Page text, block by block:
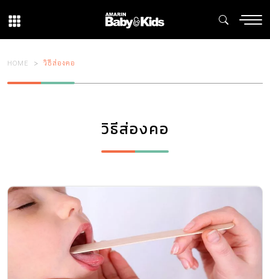
HOME วิธีส่องคอ
วิธีส่องคอ